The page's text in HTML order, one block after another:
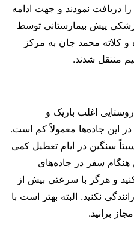
دریافت نمودند و جهت ادامه
پیش بیمارستانی توسط
و کلاته محمد جان به مرکز
منتقل شدند.
اغلب باریک و
در این جاده‌ها معمولاً کم است.
سنگین در ایام تعطیل کمی
هنگام سفر در جاده‌های
و هرگز با سرعتی بیش از
نکنید. البته بهتر است با
برانید.